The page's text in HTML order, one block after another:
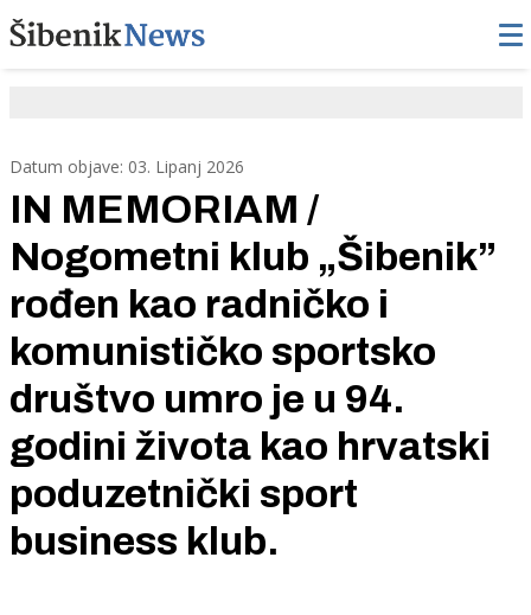
Datum objave: 03. Lipanj 2026
IN MEMORIAM /
Nogometni klub „Šibenik”
rođen kao radničko i
komunističko sportsko
društvo umro je u 94.
godini života kao hrvatski
poduzetnički sport
business klub.